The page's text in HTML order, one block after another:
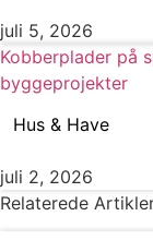
juli 5, 2026
Kobberplader på
byggeprojekter
Hus & Have
juli 2, 2026
Relaterede